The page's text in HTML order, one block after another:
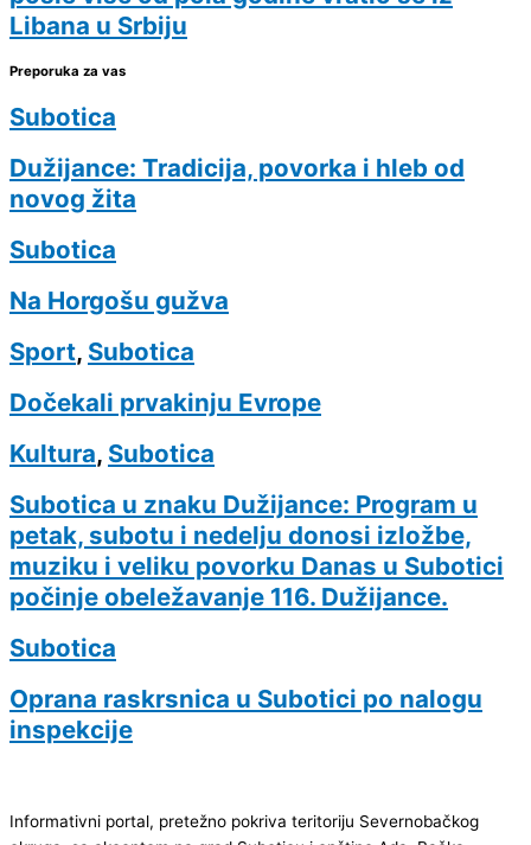
Libana u Srbiju
Preporuka za vas
Subotica
Dužijance: Tradicija, povorka i hleb od
novog žita
Subotica
Na Horgošu gužva
Sport, Subotica
Dočekali prvakinju Evrope
Kultura, Subotica
Subotica u znaku Dužijance: Program u
petak, subotu i nedelju donosi izložbe,
muziku i veliku povorku Danas u Subotici
počinje obeležavanje 116. Dužijance.
Subotica
Oprana raskrsnica u Subotici po nalogu
inspekcije
Informativni portal, pretežno pokriva teritoriju Severnobačkog